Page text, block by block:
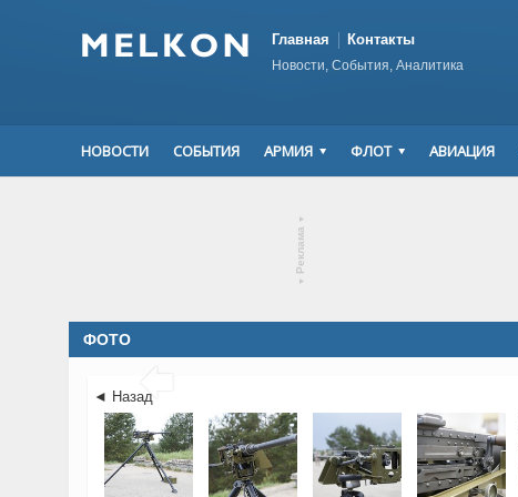
Главная Контакты
Новости, События, Аналитика
НОВОСТИ СОБЫТИЯ АРМИЯ ФЛОТ АВИАЦИЯ
▾
Реклама
▾
ФОТО

◄ Назад